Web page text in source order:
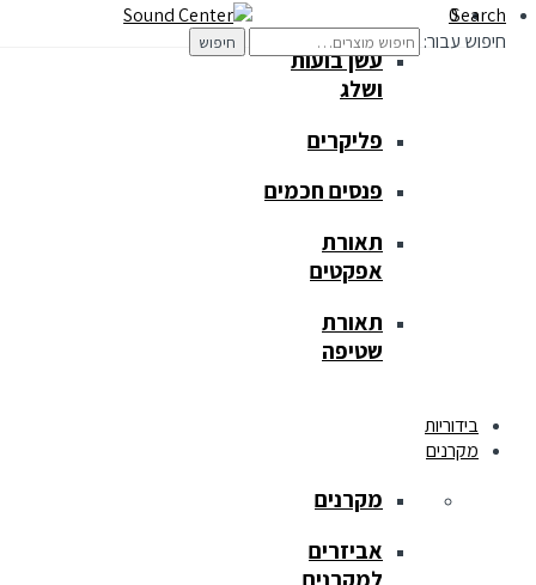
עשן בועות
ושלג
פליקרים
פנסים חכמים
תאורת
אפקטים
תאורת
שטיפה
בידוריות
מקרנים
מקרנים
אביזרים
למקרנים
Search
חיפוש עבור:
חיפוש
0